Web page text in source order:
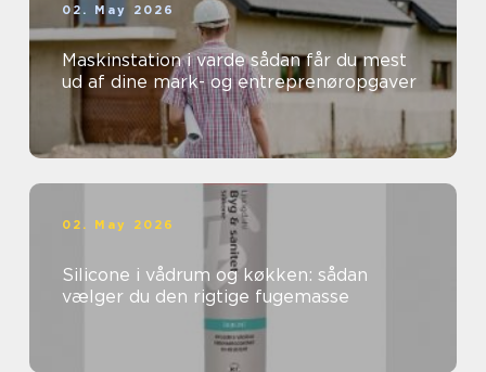
02. May 2026
Maskinstation i varde sådan får du mest
ud af dine mark- og entreprenøropgaver
02. May 2026
Silicone i vådrum og køkken: sådan
vælger du den rigtige fugemasse